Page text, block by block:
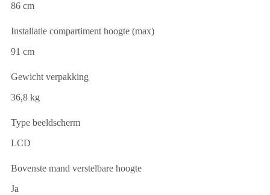
86 cm
Installatie compartiment hoogte (max)
91 cm
Gewicht verpakking
36,8 kg
Type beeldscherm
LCD
Bovenste mand verstelbare hoogte
Ja